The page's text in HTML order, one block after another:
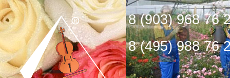
8 (903) 968 76
8 (495) 988 76